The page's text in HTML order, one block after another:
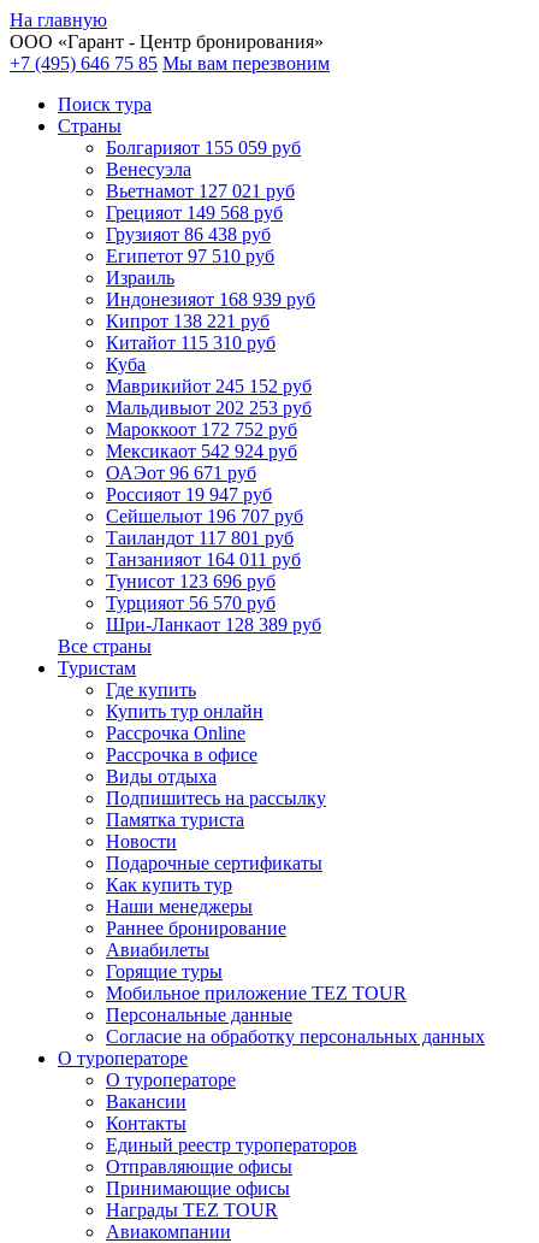
На главную
ООО «Гарант - Центр бронирования»
+7 (495) 646 75 85 Мы вам перезвоним
Поиск тура
Cтраны
Болгарияот 155 059 руб
Венесуэла
Вьетнамот 127 021 руб
Грецияот 149 568 руб
Грузияот 86 438 руб
Египетот 97 510 руб
Израиль
Индонезияот 168 939 руб
Кипрот 138 221 руб
Китайот 115 310 руб
Куба
Маврикийот 245 152 руб
Мальдивыот 202 253 руб
Мароккоот 172 752 руб
Мексикаот 542 924 руб
ОАЭот 96 671 руб
Россияот 19 947 руб
Сейшелыот 196 707 руб
Таиландот 117 801 руб
Танзанияот 164 011 руб
Тунисот 123 696 руб
Турцияот 56 570 руб
Шри-Ланкаот 128 389 руб
Все страны
Туристам
Где купить
Купить тур онлайн
Рассрочка Online
Рассрочка в офисе
Виды отдыха
Подпишитесь на рассылку
Памятка туриста
Новости
Подарочные сертификаты
Как купить тур
Наши менеджеры
Раннее бронирование
Авиабилеты
Горящие туры
Мобильное приложение TEZ TOUR
Персональные данные
Согласие на обработку персональных данных
О туроператоре
О туроператоре
Вакансии
Контакты
Единый реестр туроператоров
Отправляющие офисы
Принимающие офисы
Награды TEZ TOUR
Авиакомпании